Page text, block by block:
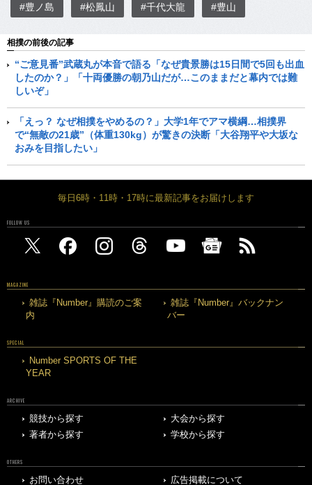
#豊ノ島 #松鳳山 #千代大龍 #豊山
相撲の前後の記事
“ご意見番”武蔵丸が本音で語る「なぜ貴景勝は15日間で5回も出血
したのか？」「十両優勝の朝乃山だが…このままだと幕内では難
しいぞ」
「えっ？ なぜ相撲をやめるの？」大学1年でアマ横綱…相撲界
で“無敵の21歳”（体重130kg）が驚きの決断「大谷翔平や大坂な
おみを目指したい」
毎日6時・11時・17時に最新記事をお届けします
FOLLOW US
MAGAZINE
雑誌『Number』購読のご案
内
雑誌『Number』バックナン
バー
SPECIAL
Number SPORTS OF THE
YEAR
ARCHIVE
競技から探す
大会から探す
著者から探す
学校から探す
OTHERS
お問い合わせ 広告掲載について